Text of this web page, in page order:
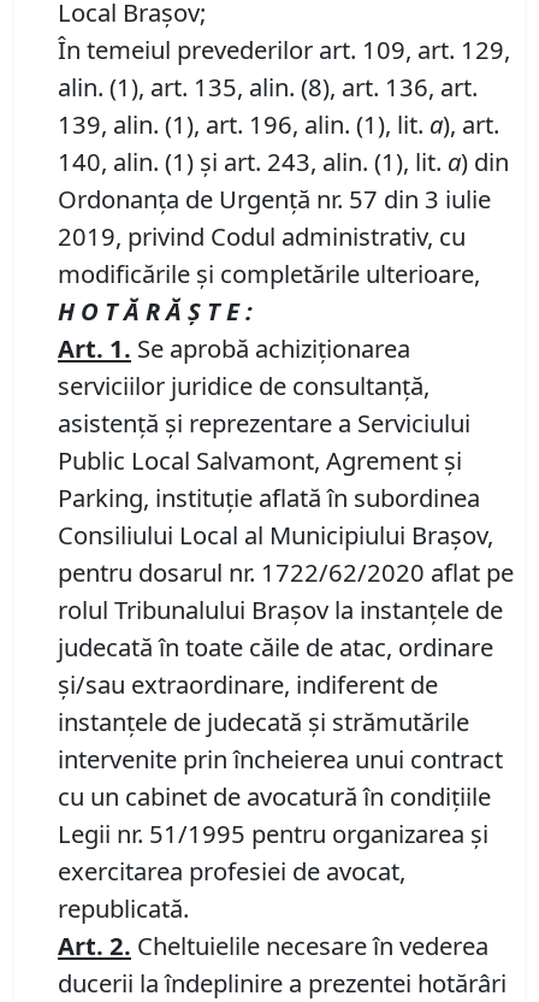
Local Brașov;
În temeiul prevederilor art. 109, art. 129,
alin. (1), art. 135, alin. (8), art. 136, art.
139, alin. (1), art. 196, alin. (1), lit. a), art.
140, alin. (1) și art. 243, alin. (1), lit. a) din
Ordonanța de Urgență nr. 57 din 3 iulie
2019, privind Codul administrativ, cu
modificările și completările ulterioare,
H O T Ă R Ă Ş T E :
Art. 1. Se aprobă achiziţionarea
serviciilor juridice de consultanţă,
asistenţă şi reprezentare a Serviciului
Public Local Salvamont, Agrement și
Parking, instituție aflată în subordinea
Consiliului Local al Municipiului Brașov,
pentru dosarul nr. 1722/62/2020 aflat pe
rolul Tribunalului Braşov la instanţele de
judecată în toate căile de atac, ordinare
şi/sau extraordinare, indiferent de
instanţele de judecată şi strămutările
intervenite prin încheierea unui contract
cu un cabinet de avocatură în condiţiile
Legii nr. 51/1995 pentru organizarea şi
exercitarea profesiei de avocat,
republicată.
Art. 2. Cheltuielile necesare în vederea
ducerii la îndeplinire a prezentei hotărâri